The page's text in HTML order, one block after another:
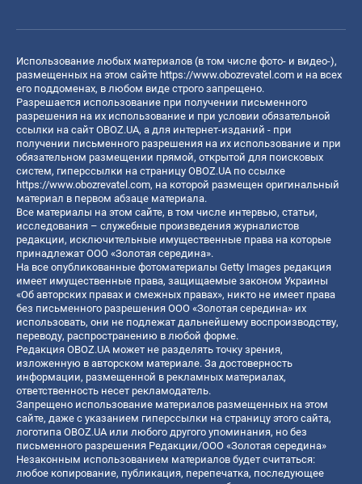
Использование любых материалов (в том числе фото- и видео-),
размещенных на этом сайте https://www.obozrevatel.com и на всех
его поддоменах, в любом виде строго запрещено.
Разрешается использование при получении письменного
разрешения на их использование и при условии обязательной
ссылки на сайт OBOZ.UA, а для интернет-изданий - при
получении письменного разрешения на их использование и при
обязательном размещении прямой, открытой для поисковых
систем, гиперссылки на страницу OBOZ.UA по ссылке
https://www.obozrevatel.com, на которой размещен оригинальный
материал в первом абзаце материала.
Все материалы на этом сайте, в том числе интервью, статьи,
исследования – служебные произведения журналистов
редакции, исключительные имущественные права на которые
принадлежат ООО «Золотая середина».
На все опубликованные фотоматериалы Getty Images редакция
имеет имущественные права, защищаемые законом Украины
«Об авторских правах и смежных правах», никто не имеет права
без письменного разрешения ООО «Золотая середина» их
использовать, они не подлежат дальнейшему воспроизводству,
переводу, распространению в любой форме.
Редакция OBOZ.UA может не разделять точку зрения,
изложенную в авторском материале. За достоверность
информации, размещенной в рекламных материалах,
ответственность несет рекламодатель.
Запрещено использование материалов размещенных на этом
сайте, даже с указанием гиперссылки на страницу этого сайта,
логотипа OBOZ.UA или любого другого упоминания, но без
письменного разрешения Редакции/ООО «Золотая середина»
Незаконным использованием материалов будет считаться:
любое копирование, публикация, перепечатка, последующее